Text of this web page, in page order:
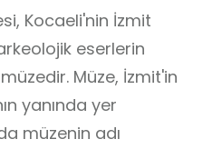
Kocaeli'nin İzmit
eserlerin
Müze, İzmit'in
yanında yer
müzenin adı